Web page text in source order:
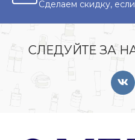
Сделаем скидку,
СЛЕДУЙТЕ ЗА